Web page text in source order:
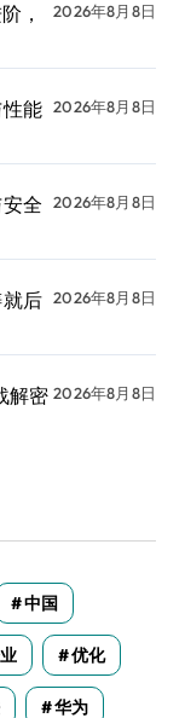
，
2026年8月8日
能 2026年8月8日
全
2026年8月8日
后 2026年8月8日
解密 2026年8月8日
中国
优化
华为